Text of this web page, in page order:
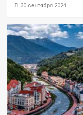
30 сентября 2024